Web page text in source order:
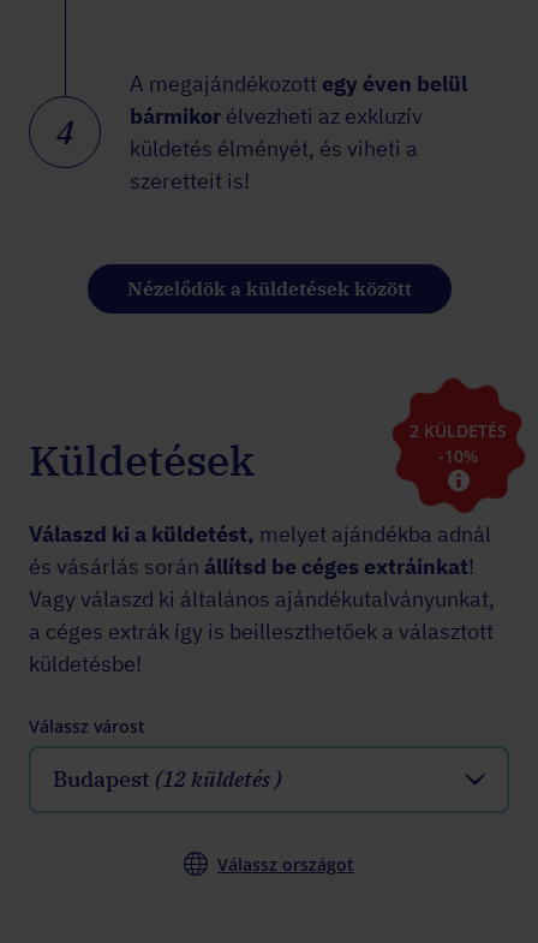
4
A megajándékozott egy éven belül
bármikor élvezheti az exkluzív
küldetés élményét, és viheti a
szeretteit is!
Nézelődök a küldetések között
2 KÜLDETÉS
-10%
Küldetések
Válaszd ki a küldetést, melyet ajándékba adnál
és vásárlás során állítsd be céges extráinkat!
Vagy válaszd ki általános ajándékutalványunkat,
a céges extrák így is beilleszthetőek a választott
küldetésbe!
Válassz várost
Budapest (12 küldetés )
Válassz országot